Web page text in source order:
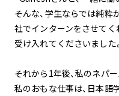
そんな、学生ならでは純粋
社でインターンをさせてく
受け入れてくださいました。
それから1年後、私のネパ
私のおもな仕事は、日本語